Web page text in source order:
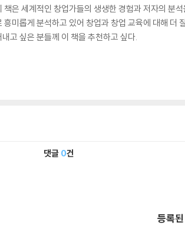
책은 세계적인 창업가들의 생생한 경험과 저자의 분
흥미롭게 분석하고 있어 창업과 창업 교육에 대해 더
내고 싶은 분들께 이 책을 추천하고 싶다.
댓글 0건
등록